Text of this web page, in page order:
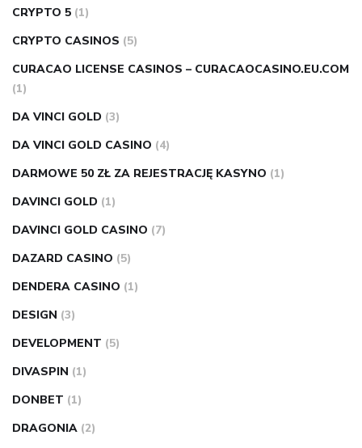
CRYPTO 5 (1)
CRYPTO CASINOS (5)
CURACAO LICENSE CASINOS – CURACAOCASINO.EU.COM
(1)
DA VINCI GOLD (3)
DA VINCI GOLD CASINO (4)
DARMOWE 50 ZŁ ZA REJESTRACJĘ KASYNO (1)
DAVINCI GOLD (1)
DAVINCI GOLD CASINO (7)
DAZARD CASINO (5)
DENDERA CASINO (1)
DESIGN (3)
DEVELOPMENT (5)
DIVASPIN (1)
DONBET (1)
DRAGONIA (2)